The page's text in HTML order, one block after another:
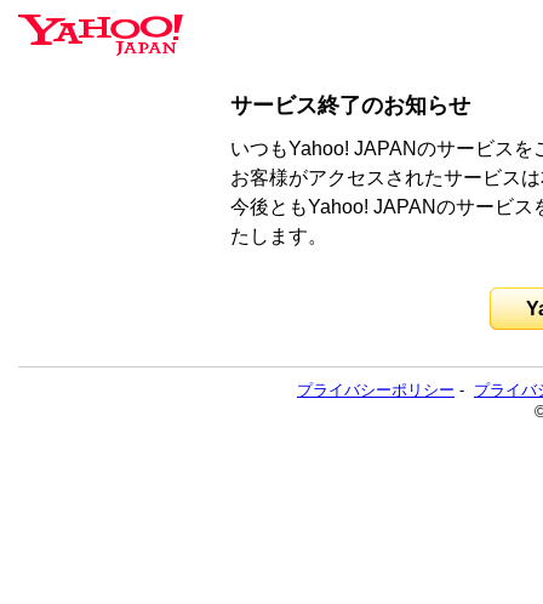
サービス終了のお知らせ
いつもYahoo! JAPANのサービス
お客様がアクセスされたサービス
今後ともYahoo! JAPANのサービ
たします。
プライバシーポリシー - プライバ